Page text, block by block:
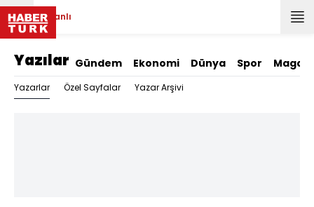
Canlı
Yazılar Gündem Ekonomi Dünya Spor
Yazarlar Özel Sayfalar Yazar Arşivi